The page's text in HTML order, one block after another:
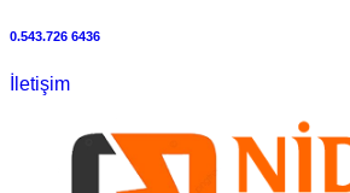
0.543.726 6436
İletişim